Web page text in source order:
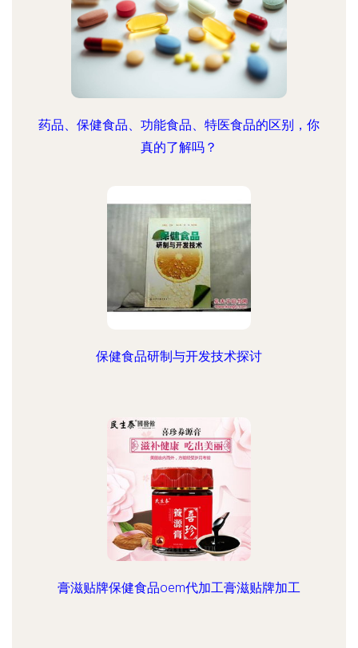
药品、保健食品、功能食品、特医食品的区别，你
真的了解吗？
保健食品研制与开发技术探讨
膏滋贴牌保健食品oem代加工膏滋贴牌加工